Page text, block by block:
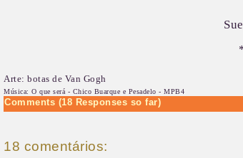
Arte: botas de Van Gogh
Música: O que será - Chico Buarque e Pesadelo - MPB4
Comments (18 Responses so far)
18 comentários: